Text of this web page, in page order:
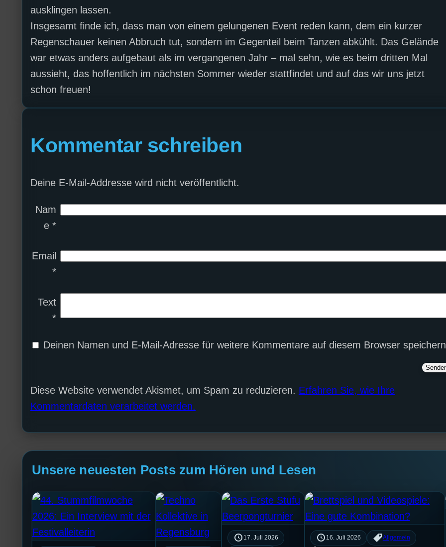
ausklingen lassen.
Insgesamt finde ich, dass man von einem gelungenen Event reden kann, dem ein kurzer
Regenschauer keinen Abbruch tut, sondern im Gegenteil beim Tanzen abkühlt. Das Gelände
war etwas anders aufgebaut als im vergangenen Jahr – mal sehn, wie es beim dritten Mal
aussieht, das hoffentlich im nächsten Sommer wieder stattfindet und auf das wir uns jetzt
schon freuen!
Kommentar schreiben
Deine E-Mail-Addresse wird nicht veröffentlicht.
Nam
e *
Email
*
Text
*
Deinen Namen und E-Mail-Adresse für weitere Kommentare auf diesem Browser
Diese Website verwendet Akismet, um Spam zu reduzieren. Erfahren Sie, wie Ihre
Kommentardaten verarbeitet werden.
Unsere neuesten Posts zum Hören und Lesen
17. Juli 2026 16. Juli 2026 Allgemein